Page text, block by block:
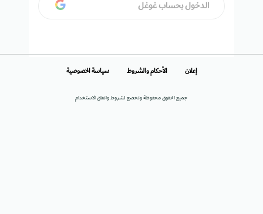
الدخول بحساب غوغل
جميع الحقوق محفوظة وتخضع لشروط واتفاق الاستخدام
إعلان الأحكام والشروط سياسة الخصوصية